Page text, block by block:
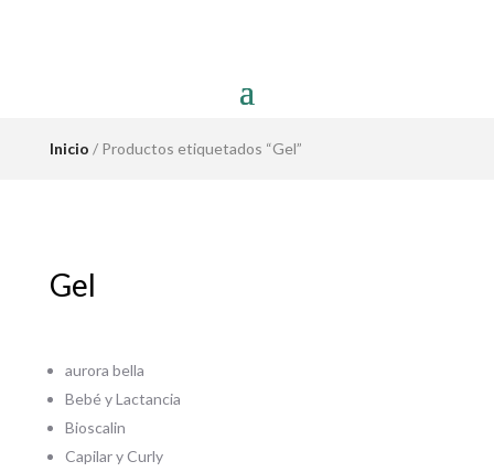
Inicio / Productos etiquetados “Gel”
Gel
aurora bella
Bebé y Lactancia
Bioscalin
Capilar y Curly